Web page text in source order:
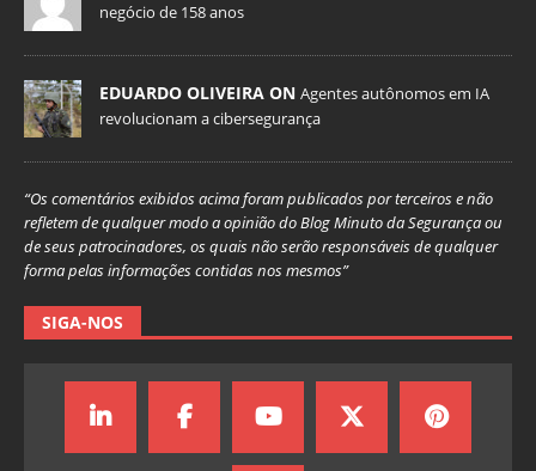
negócio de 158 anos
EDUARDO OLIVEIRA ON Agentes autônomos em IA
revolucionam a cibersegurança
“Os comentários exibidos acima foram publicados por terceiros e não
refletem de qualquer modo a opinião do Blog Minuto da Segurança ou
de seus patrocinadores, os quais não serão responsáveis de qualquer
forma pelas informações contidas nos mesmos”
SIGA-NOS